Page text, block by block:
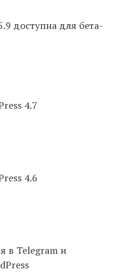
доступна для бета-
4.7
4.6
в Telegram и